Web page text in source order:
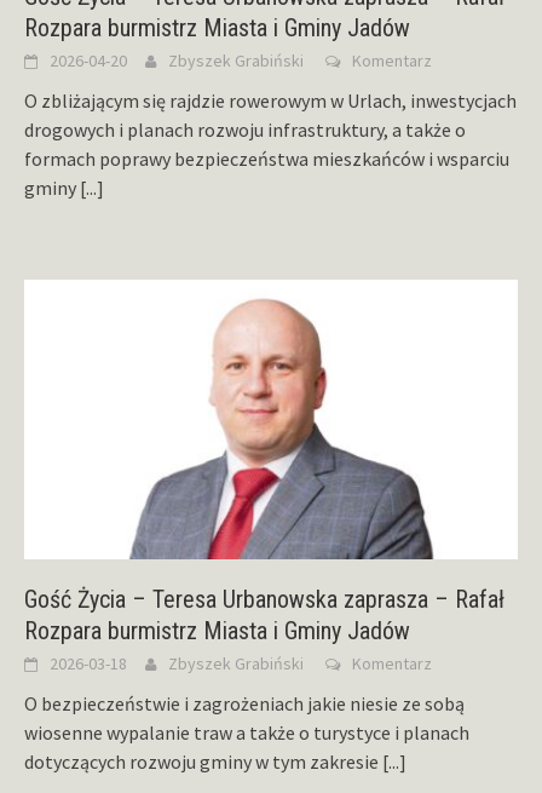
Rozpara burmistrz Miasta i Gminy Jadów
2026-04-20 Zbyszek Grabiński Komentarz
O zbliżającym się rajdzie rowerowym w Urlach, inwestycjach
drogowych i planach rozwoju infrastruktury, a także o
formach poprawy bezpieczeństwa mieszkańców i wsparciu
gminy [...]
Gość Życia – Teresa Urbanowska zaprasza – Rafał
Rozpara burmistrz Miasta i Gminy Jadów
2026-03-18 Zbyszek Grabiński Komentarz
O bezpieczeństwie i zagrożeniach jakie niesie ze sobą
wiosenne wypalanie traw a także o turystyce i planach
dotyczących rozwoju gminy w tym zakresie [...]